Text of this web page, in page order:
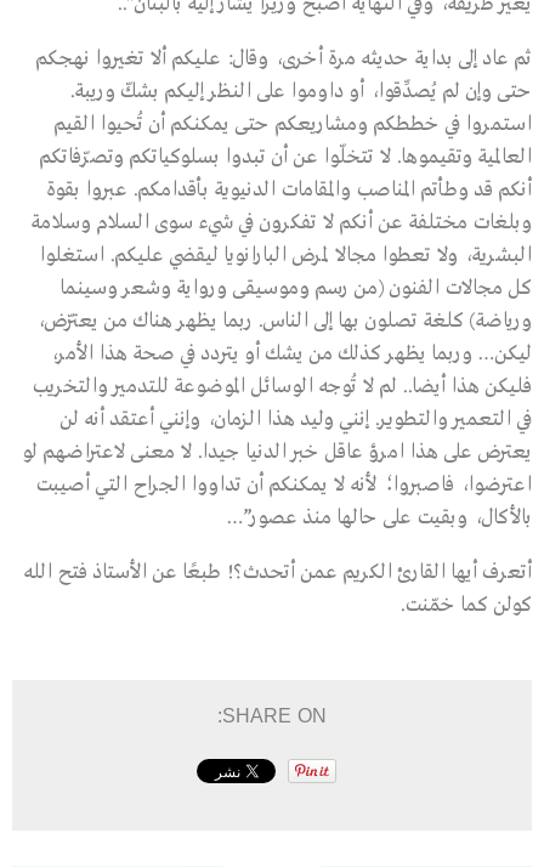
ثم عاد إلى بداية حديثه مرة أخرى، وقال: عليكم ألا تغيروا نهجكم
حتى وإن لم يُصدِّقوا، أو داوموا على النظر إليكم بشكّ وريبة.
استمروا في خططكم ومشاريعكم حتى يمكنكم أن تُحيوا القيم
العالمية وتقيموها. لا تتخلّوا عن أن تبدوا بسلوكياتكم وتصرّفاتكم
أنكم قد وطأتم المناصب والمقامات الدنيوية بأقدامكم. عبروا بقوة
وبلغات مختلفة عن أنكم لا تفكرون في شيء سوى السلام وسلامة
البشرية، ولا تعطوا مجالا لمرض البارانويا ليقضي عليكم. استغلوا
كل مجالات الفنون (من رسم وموسيقى ورواية وشعر وسينما
ورياضة) كلغة تصلون بها إلى الناس. ربما يظهر هناك من يعترّض،
ليكن… وربما يظهر كذلك من يشك أو يتردد في صحة هذا الأمر،
فليكن هذا أيضا.. لم لا تُوجه الوسائل الموضوعة للتدمير والتخريب
في التعمير والتطوير. إنني وليد هذا الزمان، وإنني أعتقد أنه لن
يعترض على هذا امرؤ عاقل خبر الدنيا جيدا. لا معنى لاعتراضهم لو
اعترضوا، فاصبروا؛ لأنه لا يمكنكم أن تداووا الجراح التي أصيبت
بالأكال، وبقيت على حالها منذ عصور”…
أتعرف أيها القارئ الكريم عمن أتحدث؟! طبعًا عن الأستاذ فتح الله
كولن كما خمّنت.
SHARE ON: